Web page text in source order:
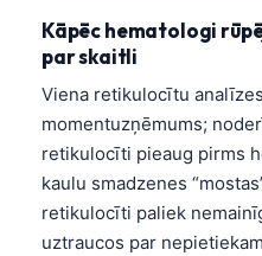
Kāpēc hematologi
par skaitli
Viena retikulocītu
momentuzņēmums;
retikulocīti pieaug pirms
kaulu smadzenes
retikulocīti paliek
uztraucos par